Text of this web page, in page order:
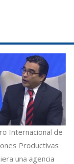
Internacional de
Productivas
una agencia